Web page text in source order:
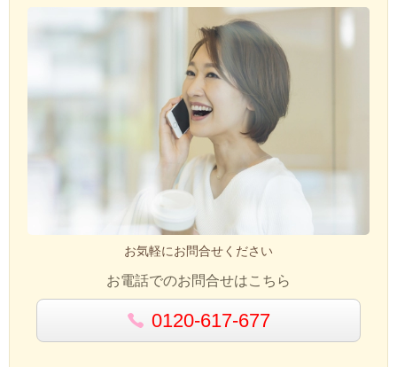
お気軽にお問合せください
お電話でのお問合せはこちら
0120-617-677